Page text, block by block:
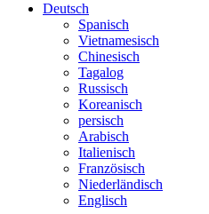
Deutsch
Spanisch
Vietnamesisch
Chinesisch
Tagalog
Russisch
Koreanisch
persisch
Arabisch
Italienisch
Französisch
Niederländisch
Englisch